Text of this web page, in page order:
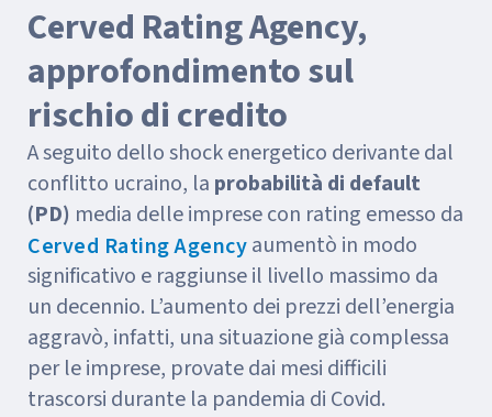
Cerved Rating Agency,
approfondimento sul
rischio di credito
A seguito dello shock energetico derivante dal
conflitto ucraino, la probabilità di default
(PD) media delle imprese con rating emesso da
Cerved Rating Agencyaumentò in modo
significativo e raggiunse il livello massimo da
un decennio. L’aumento dei prezzi dell’energia
aggravò, infatti, una situazione già complessa
per le imprese, provate dai mesi difficili
trascorsi durante la pandemia di Covid.